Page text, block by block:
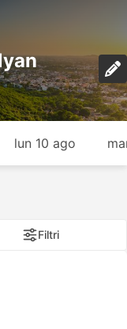
lun 10 ago
Filtri